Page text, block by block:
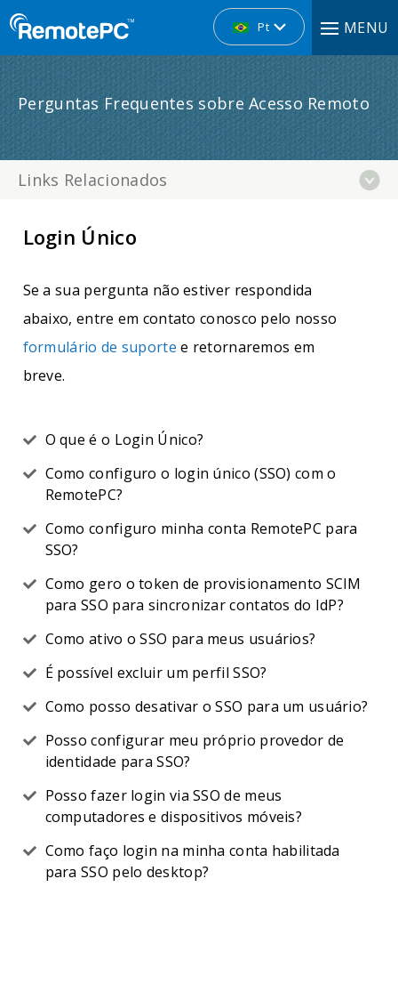
Pt MENU
Perguntas Frequentes sobre Acesso Remoto
Links Relacionados
Login Único
Se a sua pergunta não estiver respondida
abaixo, entre em contato conosco pelo nosso
formulário de suporte e retornaremos em
breve.
O que é o Login Único?
Como configuro o login único (SSO) com o
RemotePC?
Como configuro minha conta RemotePC para
SSO?
Como gero o token de provisionamento SCIM
para SSO para sincronizar contatos do IdP?
Como ativo o SSO para meus usuários?
É possível excluir um perfil SSO?
Como posso desativar o SSO para um usuário?
Posso configurar meu próprio provedor de
identidade para SSO?
Posso fazer login via SSO de meus
computadores e dispositivos móveis?
Como faço login na minha conta habilitada
para SSO pelo desktop?